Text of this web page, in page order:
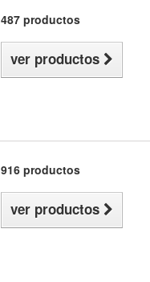
487 productos
ver productos
916 productos
ver productos